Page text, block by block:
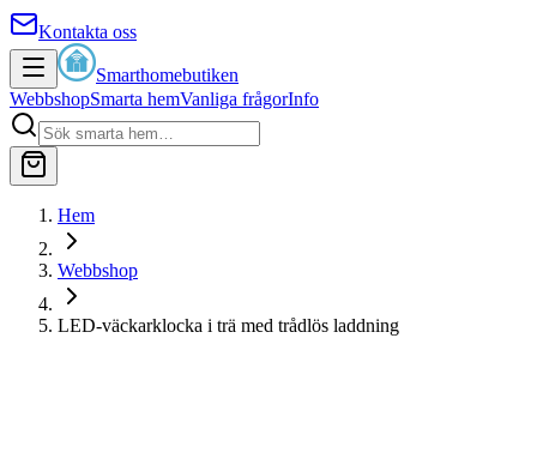
Kontakta oss
Smarthomebutiken
WebbshopSmarta hemVanliga frågorInfo
Hem
Webbshop
LED-väckarklocka i trä med trådlös laddning